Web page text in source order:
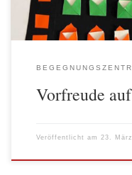
Vorfreude
Veröffentlicht am 23.